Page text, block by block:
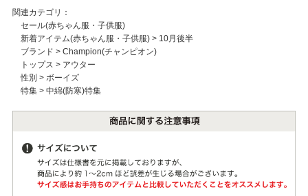
関連カテゴリ：
セール(赤ちゃん服・子供服)
新着アイテム(赤ちゃん服・子供服)> 10月後半
ブランド > Champion(チャンピオン)
トップス > アウター
性別 > ボーイズ
特集> 中綿(防寒)特集